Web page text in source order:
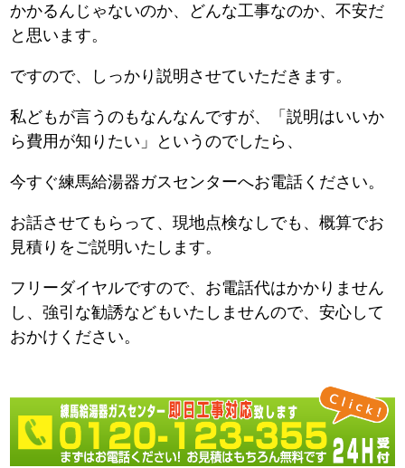
かかるんじゃないのか、どんな工事なのか、不安だ
と思います。
ですので、しっかり説明させていただきます。
私どもが言うのもなんなんですが、「説明はいいか
ら費用が知りたい」というのでしたら、
今すぐ練馬給湯器ガスセンターへお電話ください。
お話させてもらって、現地点検なしでも、概算でお
見積りをご説明いたします。
フリーダイヤルですので、お電話代はかかりません
し、強引な勧誘などもいたしませんので、安心して
おかけください。